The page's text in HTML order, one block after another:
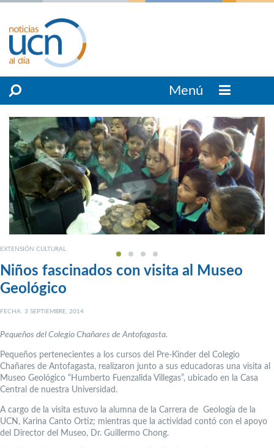
Menú
EXTENSIÓN CULTURAL
Niños fascinados con visita al Museo
Geológico
FECHA: 3 SEPTIEMBRE, 2014
Pequeños del Colegio Chañares de Antofagasta.
Pequeños pertenecientes a los cursos del Pre-Kinder del Colegio
Chañares de Antofagasta, realizaron junto a sus educadoras una visita al
Museo Geológico “Humberto Fuenzalida Villegas”, ubicado en la Casa
Central de nuestra Universidad.
A cargo de la visita estuvo la alumna de la Carrera de Geología de la
UCN, Karina Canto Ortiz; mientras que la actividad contó con el apoyo
del Director del Museo, Dr. Guillermo Chong.